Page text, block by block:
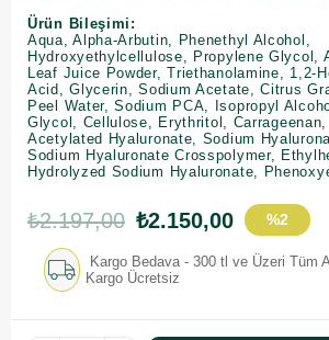
Ürün Bileşimi:
Aqua, Alpha-Arbutin, Phenethyl Alcohol,
Hydroxyethylcellulose, Propylene Glycol,
Leaf Juice Powder, Triethanolamine, 1,2-
Acid, Glycerin, Sodium Acetate, Citrus
Peel Water, Sodium PCA, Isopropyl
Glycol, Cellulose, Erythritol, Carrageenan,
Acetylated Hyaluronate, Sodium
Sodium Hyaluronate Crosspolymer,
Hydrolyzed Sodium Hyaluronate,
₺2.197,00 ₺2.150,00 %2
İndirim
Kargo Bedava - 300 tl ve Üzeri Tüm
Kargo Ücretsiz